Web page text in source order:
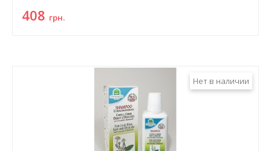
408 грн.
Нет в наличии